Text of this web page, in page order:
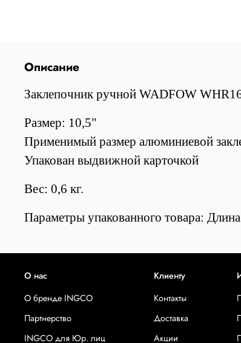
Описание
Зaклeпoчник ручной WADFOW
Размер: 10,5"
Применимый размер алюминиевой
Упакован выдвижной карточкой
Вес: 0,6 кг.
Параметры упакованного товара:
О нас
О бренде INGCO
Партнерство
INGCO для Юр. лиц
Клиенту
Контакты
Доставка
Акции